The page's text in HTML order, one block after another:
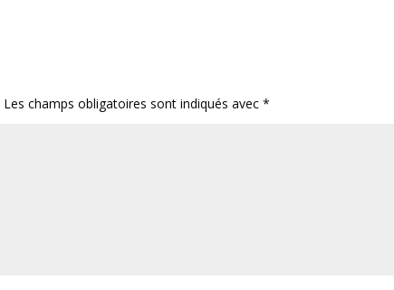
Les champs obligatoires sont indiqués avec*